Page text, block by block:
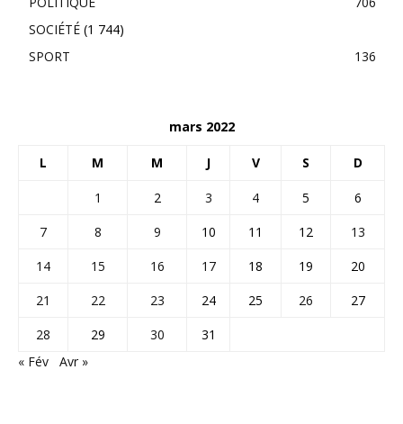
SOCIÉTÉ (1 744)
SPORT
136
mars 2022
L M M J V S D
1 2 3 4 5
6
7
8 9 10 11 12
13
14
15 16 17 18 19
20
21
22 23 24 25 26
27
28
29 30
31
« Fév
Avr »